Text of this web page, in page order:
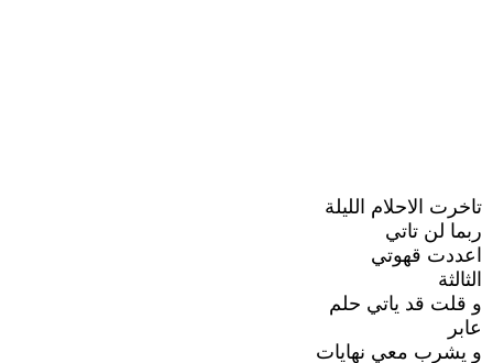
تاخرت الاحلام الليلة
ربما لن تاتي
اعددت قهوتي
الثالثة
و قلت قد ياتي حلم
عابر
و يشرب معي نهايات